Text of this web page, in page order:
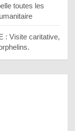
toutes les
: Visite caritative,